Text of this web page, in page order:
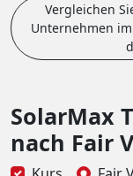
Vergleichen
Unternehmen
SolarMax
nach Fair